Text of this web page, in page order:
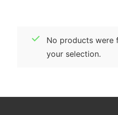
No products were
your selection.